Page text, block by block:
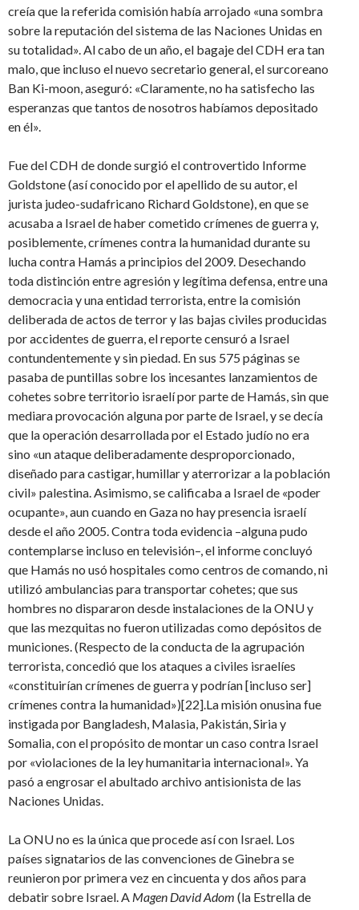
creía que la referida comisión había arrojado «una sombra
sobre la reputación del sistema de las Naciones Unidas en
su totalidad». Al cabo de un año, el bagaje del CDH era tan
malo, que incluso el nuevo secretario general, el surcoreano
Ban Ki-moon, aseguró: «Claramente, no ha satisfecho las
esperanzas que tantos de nosotros habíamos depositado
en él».
Fue del CDH de donde surgió el controvertido Informe
Goldstone (así conocido por el apellido de su autor, el
jurista judeo-sudafricano Richard Goldstone), en que se
acusaba a Israel de haber cometido crímenes de guerra y,
posiblemente, crímenes contra la humanidad durante su
lucha contra Hamás a principios del 2009. Desechando
toda distinción entre agresión y legítima defensa, entre una
democracia y una entidad terrorista, entre la comisión
deliberada de actos de terror y las bajas civiles producidas
por accidentes de guerra, el reporte censuró a Israel
contundentemente y sin piedad. En sus 575 páginas se
pasaba de puntillas sobre los incesantes lanzamientos de
cohetes sobre territorio israelí por parte de Hamás, sin que
mediara provocación alguna por parte de Israel, y se decía
que la operación desarrollada por el Estado judío no era
sino «un ataque deliberadamente desproporcionado,
diseñado para castigar, humillar y aterrorizar a la población
civil» palestina. Asimismo, se calificaba a Israel de «poder
ocupante», aun cuando en Gaza no hay presencia israelí
desde el año 2005. Contra toda evidencia –alguna pudo
contemplarse incluso en televisión–, el informe concluyó
que Hamás no usó hospitales como centros de comando, ni
utilizó ambulancias para transportar cohetes; que sus
hombres no dispararon desde instalaciones de la ONU y
que las mezquitas no fueron utilizadas como depósitos de
municiones. (Respecto de la conducta de la agrupación
terrorista, concedió que los ataques a civiles israelíes
«constituirían crímenes de guerra y podrían [incluso ser]
crímenes contra la humanidad»)[22].La misión onusina fue
instigada por Bangladesh, Malasia, Pakistán, Siria y
Somalia, con el propósito de montar un caso contra Israel
por «violaciones de la ley humanitaria internacional». Ya
pasó a engrosar el abultado archivo antisionista de las
Naciones Unidas.
La ONU no es la única que procede así con Israel. Los
países signatarios de las convenciones de Ginebra se
reunieron por primera vez en cincuenta y dos años para
debatir sobre Israel. A Magen David Adom (la Estrella de